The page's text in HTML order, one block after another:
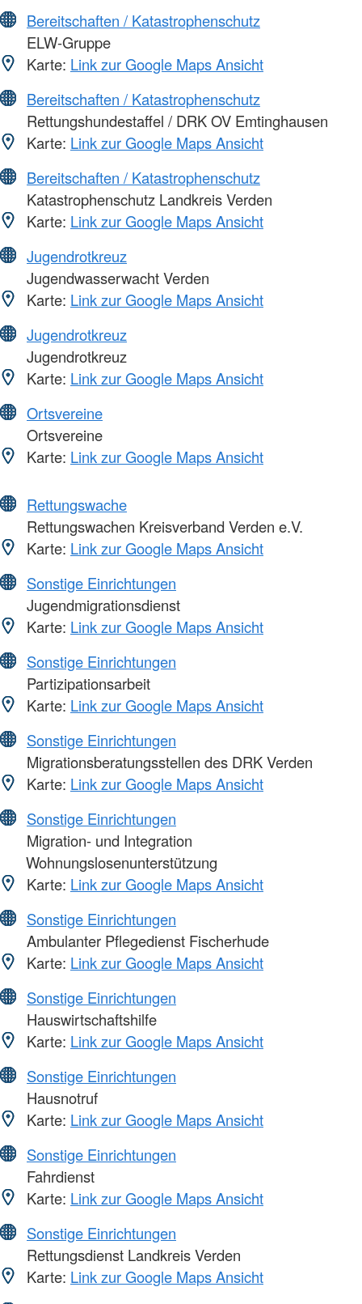
Bereitschaften / Katastrophenschutz
ELW-Gruppe
Karte: Link zur Google Maps Ansicht
Bereitschaften / Katastrophenschutz
Rettungshundestaffel / DRK OV Emtinghausen
Karte: Link zur Google Maps Ansicht
Bereitschaften / Katastrophenschutz
Katastrophenschutz Landkreis Verden
Karte: Link zur Google Maps Ansicht
Jugendrotkreuz
Jugendwasserwacht Verden
Karte: Link zur Google Maps Ansicht
Jugendrotkreuz
Jugendrotkreuz
Karte: Link zur Google Maps Ansicht
Ortsvereine
Ortsvereine
Karte: Link zur Google Maps Ansicht
Rettungswache
Rettungswachen Kreisverband Verden e.V.
Karte: Link zur Google Maps Ansicht
Sonstige Einrichtungen
Jugendmigrationsdienst
Karte: Link zur Google Maps Ansicht
Sonstige Einrichtungen
Partizipationsarbeit
Karte: Link zur Google Maps Ansicht
Sonstige Einrichtungen
Migrationsberatungsstellen des DRK Verden
Karte: Link zur Google Maps Ansicht
Sonstige Einrichtungen
Migration- und Integration
Wohnungslosenunterstützung
Karte: Link zur Google Maps Ansicht
Sonstige Einrichtungen
Ambulanter Pflegedienst Fischerhude
Karte: Link zur Google Maps Ansicht
Sonstige Einrichtungen
Hauswirtschaftshilfe
Karte: Link zur Google Maps Ansicht
Sonstige Einrichtungen
Hausnotruf
Karte: Link zur Google Maps Ansicht
Sonstige Einrichtungen
Fahrdienst
Karte: Link zur Google Maps Ansicht
Sonstige Einrichtungen
Rettungsdienst Landkreis Verden
Karte: Link zur Google Maps Ansicht